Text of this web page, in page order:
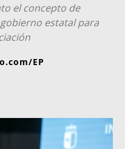
el concepto de
estatal para
EP